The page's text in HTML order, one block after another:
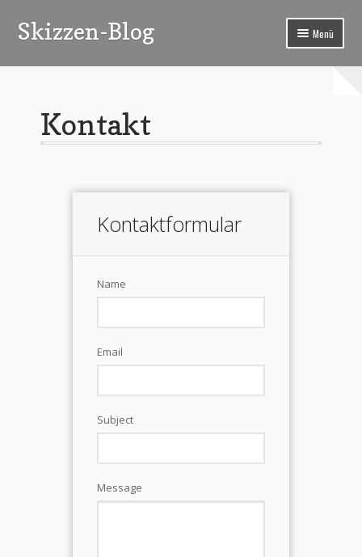
Zur
Navigation
Zum
Inhalt
Skizzen-Blog Menü
Start
Impressum
Kontakt
Kontaktformular
Name
Email
Subject
Message